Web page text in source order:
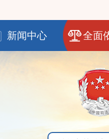
新闻中心 全面